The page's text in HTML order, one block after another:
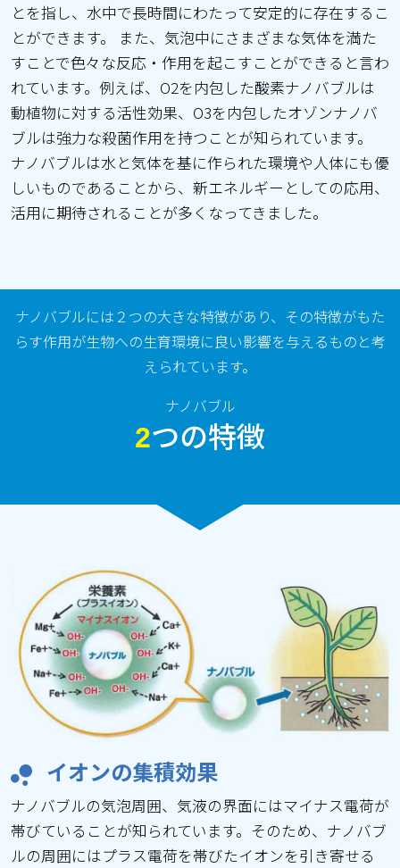
とを指し、水中で長時間にわたって安定的に存在するこ
とができます。 また、気泡中にさまざまな気体を満た
すことで色々な反応・作用を起こすことができると言わ
れています。例えば、O2を内包した酸素ナノバブルは
動植物に対する活性効果、O3を内包したオゾンナノバ
ブルは強力な殺菌作用を持つことが知られています。
ナノバブルは水と気体を基に作られた環境や人体にも優
しいものであることから、新エネルギーとしての応用、
活用に期待されることが多くなってきました。
ナノバブルには２つの大きな特徴があり、その特徴がもた
らす作用が生物への生育環境に良い影響を与えるものと考
えられています。
ナノバブル
2つの特徴
イオンの集積効果
ナノバブルの気泡周囲、気液の界面にはマイナス電荷が
帯びていることが知られています。そのため、ナノバブ
ルの周囲にはプラス電荷を帯びたイオンを引き寄せる